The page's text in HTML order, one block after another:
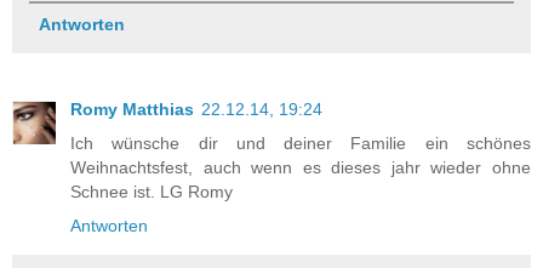
Antworten
Romy Matthias 22.12.14, 19:24
Ich wünsche dir und deiner Familie ein schönes
Weihnachtsfest, auch wenn es dieses jahr wieder ohne
Schnee ist. LG Romy
Antworten